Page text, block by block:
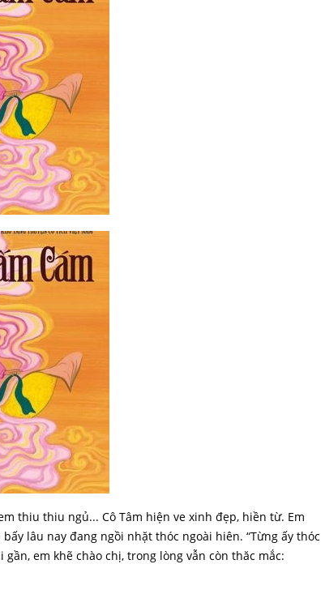
thiu thiu ngủ... Cô Tâm hiện ve xinh đẹp, hiền từ. Em
lâu nay đang ngồi nhặt thóc ngoài hiên. “Từng ấy thóc
em khẽ chào chị, trong lòng vẫn còn thăc mắc: